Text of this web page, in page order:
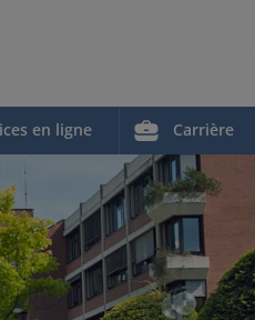
en ligne Carrière